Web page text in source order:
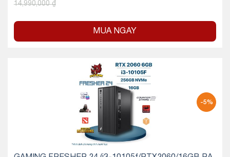
14,990,000₫
MUA NGAY
-5%